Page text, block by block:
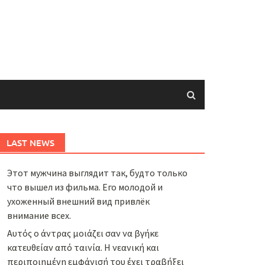
LAST NEWS
Этот мужчина выглядит так, будто только
что вышел из фильма. Его молодой и
ухоженный внешний вид привлёк
внимание всех.
Αυτός ο άντρας μοιάζει σαν να βγήκε
κατευθείαν από ταινία. Η νεανική και
περιποιημένη εμφάνισή του έχει τραβήξει